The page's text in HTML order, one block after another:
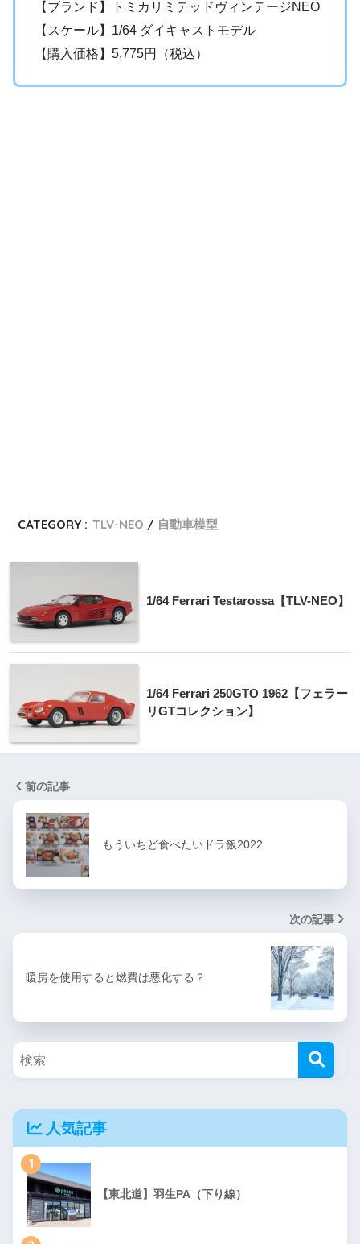
【ブランド】トミカリミテッドヴィンテージNEO
【スケール】1/64 ダイキャストモデル
【購入価格】5,775円（税込）
CATEGORY : TLV-NEO 自動車模型
1/64 Ferrari Testarossa【TLV-NEO】
1/64 Ferrari 250GTO 1962【フェラー
リGTコレクション】
前の記事
もういちど食べたいドラ飯2022
次の記事
暖房を使用すると燃費は悪化する？
人気記事
1
【東北道】羽生PA（下り線）